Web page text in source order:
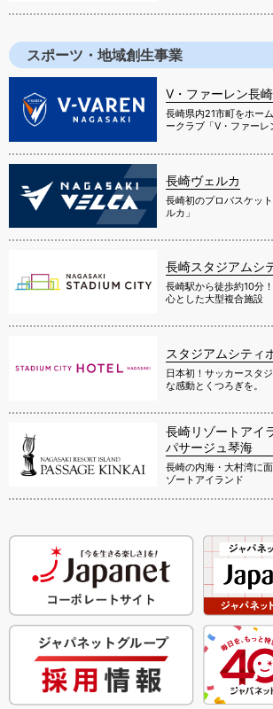
スポーツ・地域創生事業
V・ファーレン長崎
長崎県内21市町をホー
ークラブ「V・ファーレ
長崎ヴェルカ
長崎初のプロバスケッ
ルカ」
長崎スタジアムシ
長崎駅から徒歩約10分
心とした大型複合施設
スタジアムシティ
日本初！サッカースタ
な感動とくつろぎを。
長崎リゾートアイ
パサージュ琴海
長崎の内海・大村湾に
ゾートアイランド